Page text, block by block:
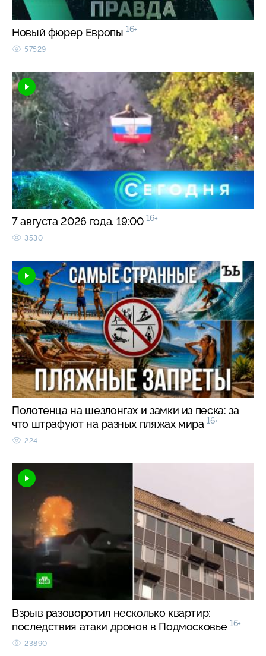
Новый фюрер Европы 16+
57529
7 августа 2026 года. 19:00 16+
3530
Полотенца на шезлонгах и замки из песка: за
что штрафуют на разных пляжах мира 16+
224
Взрыв разоворотил несколько квартир:
последствия атаки дронов в Подмосковье 16+
23890